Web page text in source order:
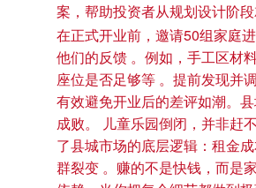
案，帮助投资者从规划设计阶段
在正式开业前，邀请50组家庭
他们的反馈 。例如，手工区材
座位是否足够等 。提前发现并
有效避免开业后的差评如潮。
成败。 儿童乐园倒闭，并非赶
了县城市场的底层逻辑：租金
群裂变 。赚的不是快钱，而是